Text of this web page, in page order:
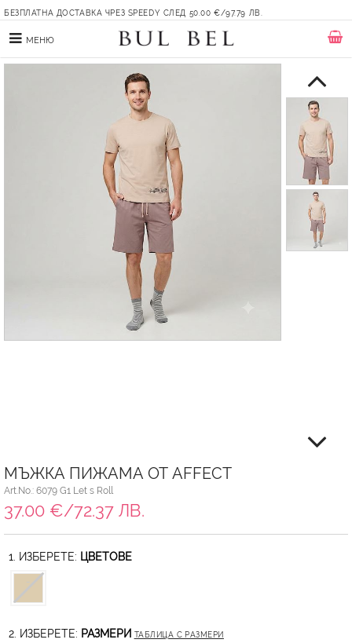
БЕЗПЛАТНА ДОСТАВКА ЧРЕЗ SPEEDY СЛЕД 50.00 €/97.79 ЛВ.
МЕНЮ
МЪЖКА ПИЖАМА ОТ AFFECT
Art.No.: 6079 G1 Let s Roll
37.00 €/72.37 ЛВ.
1. ИЗБЕРЕТЕ: ЦВЕТОВЕ
2. ИЗБЕРЕТЕ: РАЗМЕРИ ТАБЛИЦА С РАЗМЕРИ